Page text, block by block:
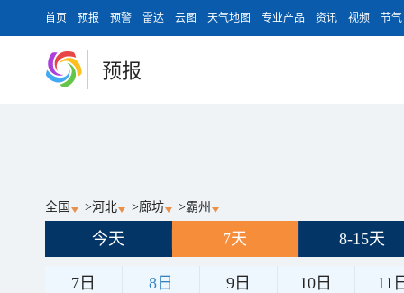
首页 预报 预警 雷达 云图 天气地图 专业产品 资讯 视频 节气
预报
全国 >河北 >廊坊 >霸州
今天 7天 8-15天
7日 8日 9日 10日 11